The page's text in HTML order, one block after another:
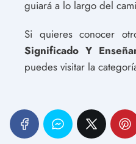
guiará a lo largo del
Si quieres conocer
Significado Y
puedes visitar la